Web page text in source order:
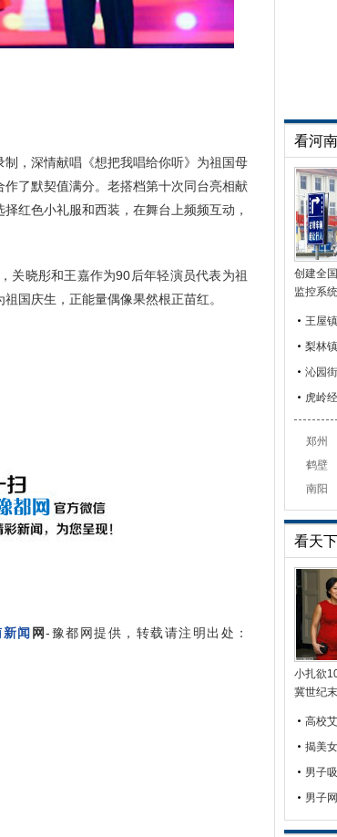
，深情献唱《想把我唱给你听》为祖国母
了默契值满分。老搭档第十次同台亮相献
红色小礼服和西装，在舞台上频频互动，
晓彤和王嘉作为90后年轻演员代表为祖
国庆生，正能量偶像果然根正苗红。
闻 网-豫都网提供，转载请注明出处：
看河南
创建全
监控系统
王屋
梨林
沁园
虎岭
郑州
鹤壁
南阳
看天下
小扎欲
冀世纪
高校
揭美
男子
男子